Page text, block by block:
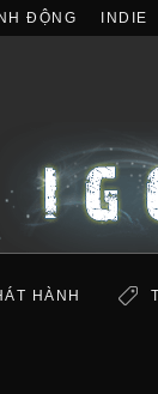
ĐỘNG INDIE
HÀNH